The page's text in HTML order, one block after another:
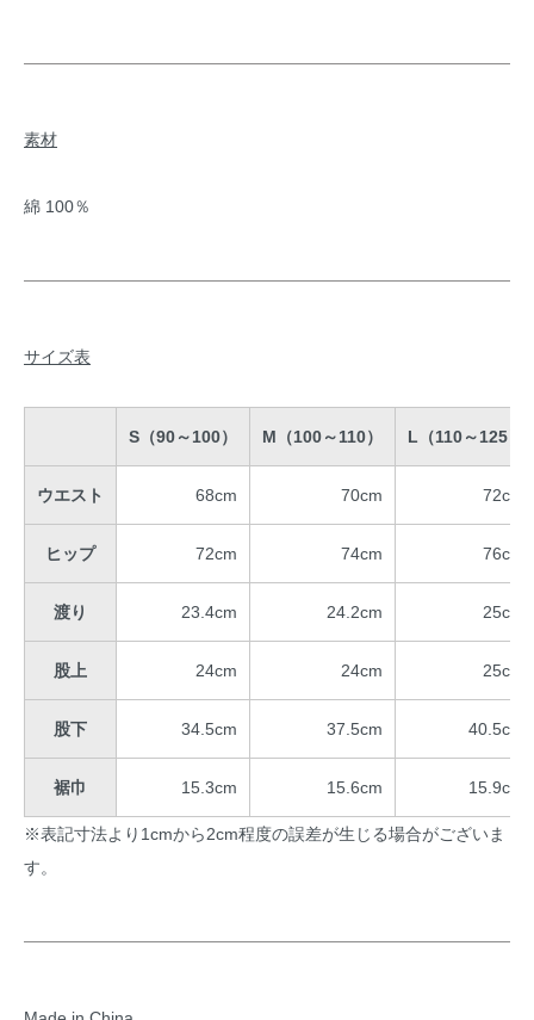
素材
綿 100％
サイズ表
S（90～100） M（100～110） L（110～125）
ウエスト 68cm 70cm 72cm
ヒップ 72cm 74cm 76cm
渡り 23.4cm 24.2cm 25cm
股上 24cm 24cm 25cm
股下 34.5cm 37.5cm 40.5cm
裾巾 15.3cm 15.6cm 15.9cm
※表記寸法より1cmから2cm程度の誤差が生じる場合がございま
す。